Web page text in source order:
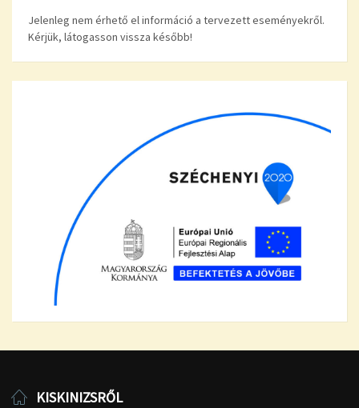
Jelenleg nem érhető el információ a tervezett eseményekről.
Kérjük, látogasson vissza később!
KISKINIZSRŐL